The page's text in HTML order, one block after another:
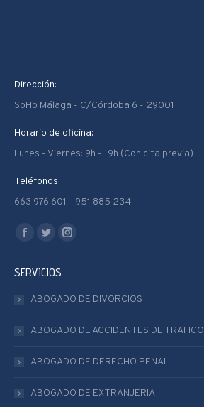
Dirección:
SoHo Málaga - C/Córdoba 6 - 29001
Horario de oficina:
Lunes - Viernes: 9h - 19h (Con cita previa)
Teléfonos:
663 976 601 - 951 885 234
Encuéntranos en:
Facebook
opens
window
Twitter
opens
in
window
Instagram
in
window
SERVICIOS
ABOGADO DE DIVORCIOS
ABOGADO DE ACCIDENTES DE TRAFICO
ABOGADO DE DERECHO PENAL
ABOGADO DE EXTRANJERIA